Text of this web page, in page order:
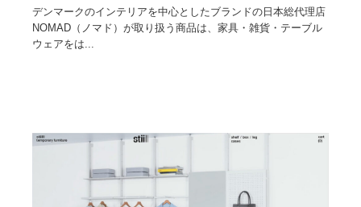
デンマークのインテリアを中心としたブランドの日本総代理店
NOMAD（ノマド）が取り扱う商品は、家具・雑貨・テーブル
ウェアをは...